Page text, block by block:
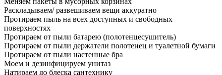
Раскладываем/ развешиваем вещи аккуратно
Протираем пыль на всех доступных и свободных
поверхностях
Протираем от пыли батарею (полотенцесушитель)
Протираем от пыли держатели полотенец и туалетной бумаги
Протираем от пыли настенные бра
Моем и дезинфицируем унитаз
Натираем до блеска сантехнику